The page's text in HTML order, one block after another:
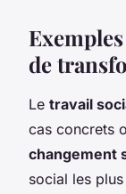
de
Le travail
cas concrets
changement
social les